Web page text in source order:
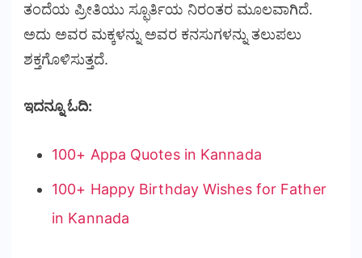
ತಂದೆಯ ಪ್ರೀತಿಯು ಸ್ಫೂರ್ತಿಯ ನಿರಂತರ ಮೂಲವಾಗಿದೆ.
ಅದು ಅವರ ಮಕ್ಕಳನ್ನು ಅವರ ಕನಸುಗಳನ್ನು ತಲುಪಲು
ಶಕ್ತಗೊಳಿಸುತ್ತದೆ.
ಇದನ್ನೂ ಓದಿ:
100+ Appa Quotes in Kannada
100+ Happy Birthday Wishes for Father
in Kannada